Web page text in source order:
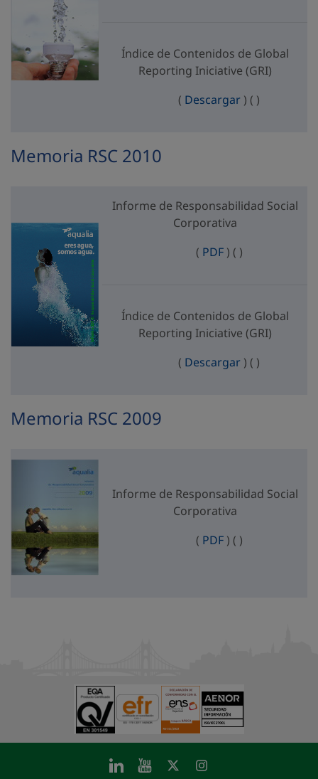
Índice de Contenidos de Global
Reporting Iniciative (GRI)
( DescargarÍndice de
) ( Índice de
)
Memoria RSC 2010
Informe de Responsabilidad Social
Corporativa
( PDFInforme de
) ( Informe de
)
Índice de Contenidos de Global
Reporting Iniciative (GRI)
( DescargarÍndice de
) ( Índice de
)
Memoria RSC 2009
Informe de Responsabilidad Social
Corporativa
( PDFInforme de
) ( Informe de
)